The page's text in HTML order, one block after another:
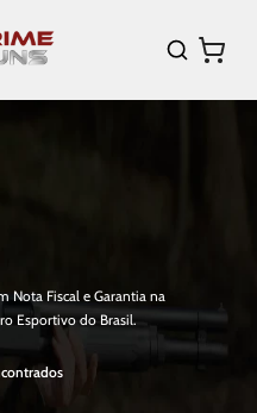
Nota Fiscal e Garantia na
Esportivo do Brasil.